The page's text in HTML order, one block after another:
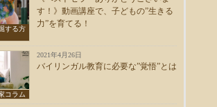
する方
す！》動画講座で、子どもの”生きる
力”を育てる！
コラム
2021年4月26日
バイリンガル教育に必要な”覚悟”とは